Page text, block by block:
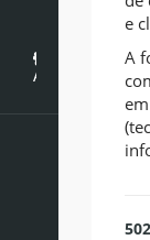
ALUNOS
e
A